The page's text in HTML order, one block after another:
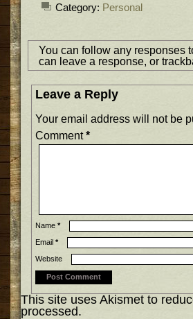
Category: Personal
You can follow any responses
can leave a response, or
Leave a Reply
Your email address will not be
Comment*
Name *
Email *
Website
This site uses Akismet to
processed.